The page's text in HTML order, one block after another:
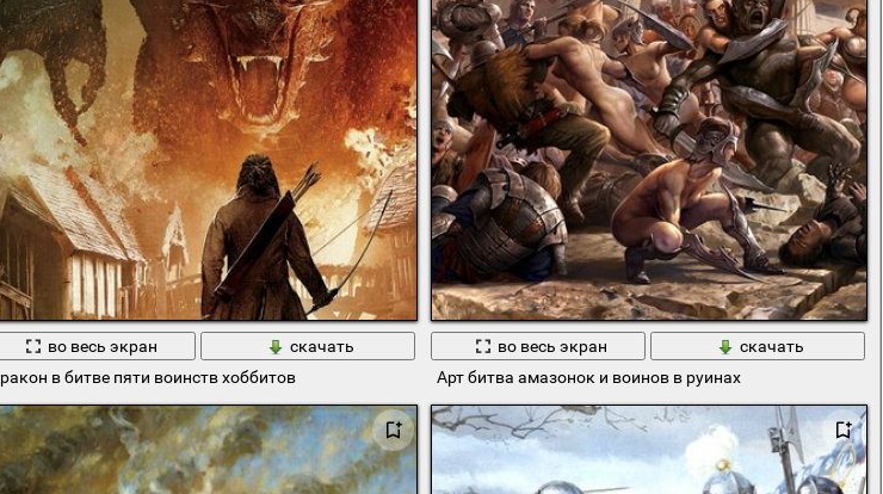
во весь экран
скачать
в битве пяти воинств хоббитов
во весь экран
скачать
Арт битва амазонок и воинов в руинах